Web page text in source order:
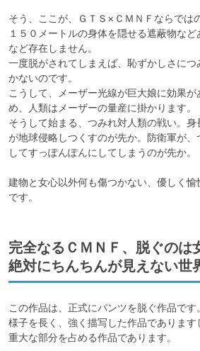
そう、ここが、ＧＴＳ×ＣＭＮＦならでは
１５０メートルの身体を隠せる遮蔽物な
など存在しません。
一度脱がされてしまえば、恥ずかしさにつ
かないのです。
こうして、メーザー光線が巨大娘に効果
め、人類はメーザーの量産に掛かります。
そうして始まる、つみれ対人類の戦い。
が地球侵略しつくすのが先か。防衛軍が
してすっぽんぽんにしてしまうのが先か。
建物と女心以外何も傷つかない、優しく
です。
完全なるＣＭＮＦ、脱ぐのは
絶対にちんちんが見えない世
この作品は、正式にパンツを脱ぐ作品で
様子を長く、強く描写した作品でありま
重大な部分を占める作品であります。